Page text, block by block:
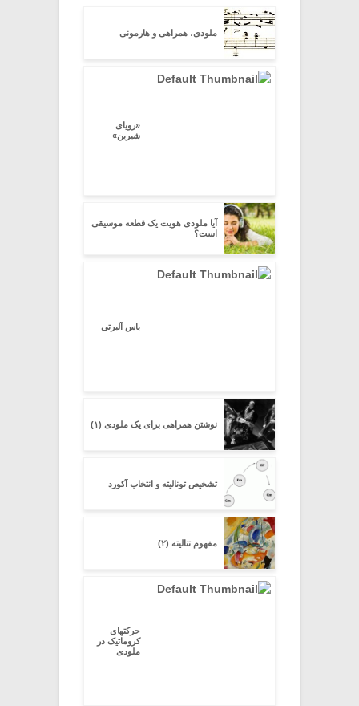
ملودی، همراهی و هارمونی
«رویای
شیرین»
آیا ملودی هویت یک قطعه موسیقی
است؟
باس آلبرتی
نوشتن همراهی برای یک ملودی (۱)
تشخیص تونالیته و انتخاب آکورد
مفهوم تنالیته (۲)
حرکتهای
کروماتیک در
ملودی